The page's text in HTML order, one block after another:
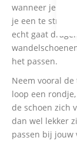
wanneer je
je een te strak
echt gaat
het passen.
Neem vooral
loop een
de schoen zich
dan wel lekker
passen bij jouw